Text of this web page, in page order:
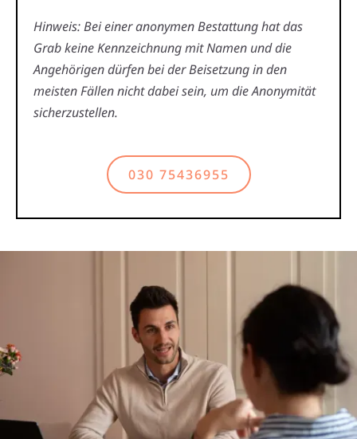
Hinweis: Bei einer anonymen Bestattung hat das
Grab keine Kennzeichnung mit Namen und die
Angehörigen dürfen bei der Beisetzung in den
meisten Fällen nicht dabei sein, um die Anonymität
sicherzustellen.
030 75436955